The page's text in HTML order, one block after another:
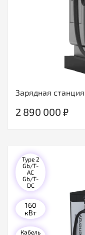
Зарядная
2 890 000 ₽
Type 2
Gb/T-
AC
Gb/T-
DC
160
кВт
Кабель